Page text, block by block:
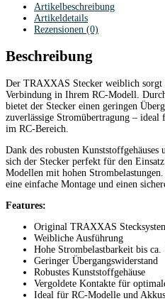
Artikelbeschreibung
Artikeldetails
Rezensionen (0)
Beschreibung
Der TRAXXAS Stecker weiblich sorgt
Verbindung in Ihrem RC-Modell.
bietet der Stecker einen geringen
zuverlässige Stromübertragung –
im RC-Bereich.
Dank des robusten
sich der Stecker perfekt für den
Modellen mit hohen
eine einfache Montage und einen
Features:
Original TRAXXAS
Weibliche Ausführung
Hohe Strombelastbarkeit bis ca.
Geringer Übergangswiderstand
Robustes Kunststoffgehäuse
Vergoldete Kontakte für
Ideal für RC-Modelle und Akkus